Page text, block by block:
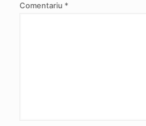
Comentariu *